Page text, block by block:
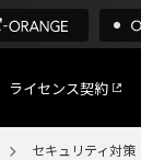
ライセンス契約
セキュリティ対策